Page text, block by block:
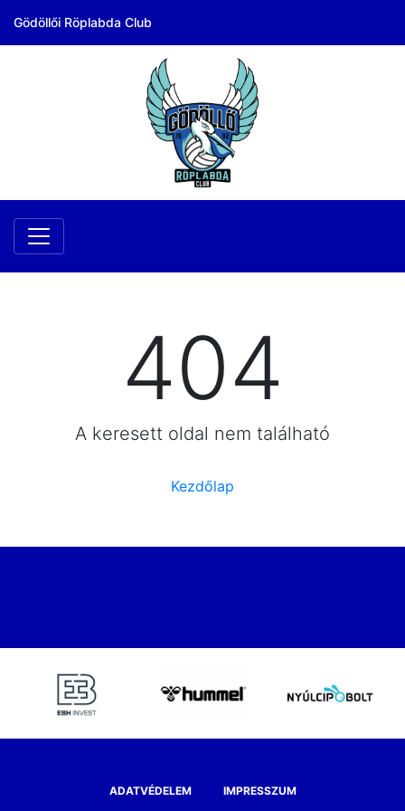
Gödöllői Röplabda Club
404
A keresett oldal nem található
Kezdőlap
ADATVÉDELEM IMPRESSZUM